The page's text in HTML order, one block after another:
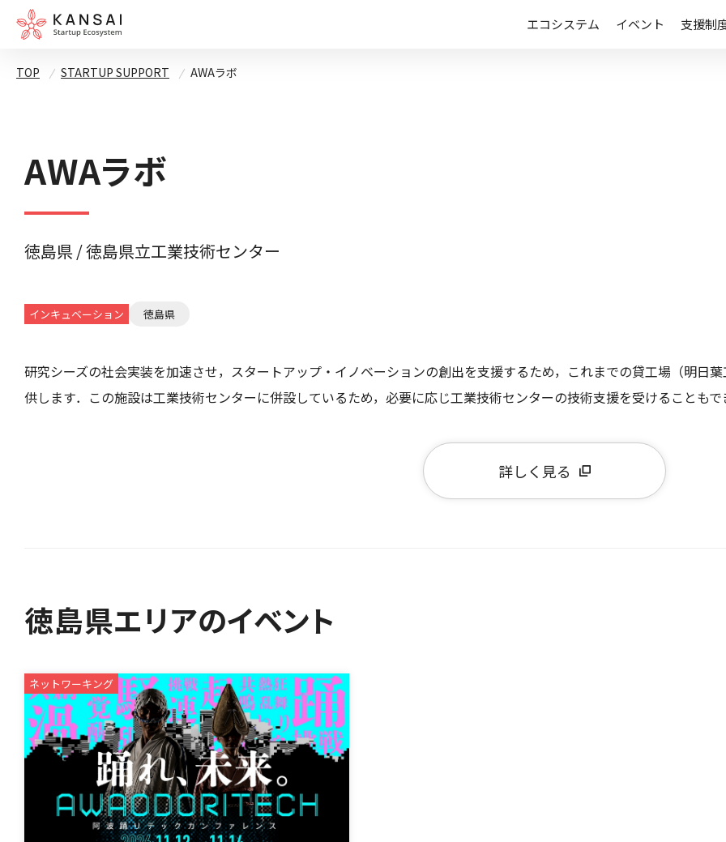
エコシステム イベント 支援制
TOP STARTUP SUPPORT AWAラボ
AWAラボ
徳島県 / 徳島県立工業技術センター
インキュベーション 徳島県
研究シーズの社会実装を加速させ，スタートアップ・イノベーションの創出を支援するため，これまでの貸工場（明日
供します．この施設は工業技術センターに併設しているため，必要に応じ工業技術センターの技術支援を受けることもで
詳しく見る
徳島県エリアのイベント
ネットワーキング